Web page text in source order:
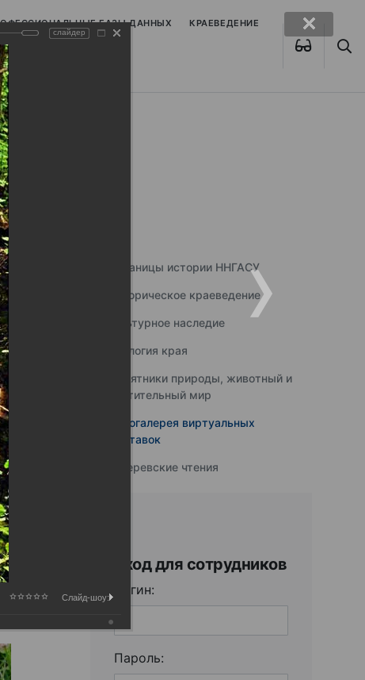
БАЗЫ ДАННЫХ КРАЕВЕДЕНИЕ
Страницы истории ННГАСУ
Историческое краеведение
Культурное наследие
Экология края
Памятники природы, животный и
растительный мир
Фотогалерея виртуальных
выставок
Юферевские чтения
Вход для сотрудников
Логин:
Пароль:
слайдер
Слайд-шоу: